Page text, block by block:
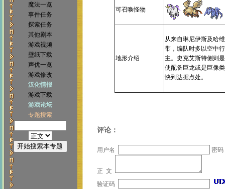
可召唤怪物
地形介绍
从来自琳尼伊斯及哈
带，编队时多以空中
主。史克艾斯特侧则
使配备巨龙或是巨像
快到达据点处。
评论：
用户名 密码
正 文
验证码
魔法一览
事件任务
探索任务
其他剧本
游戏视频
壁纸下载
声优一览
游戏修改
汉化情报
游戏下载
游戏论坛
专题搜索